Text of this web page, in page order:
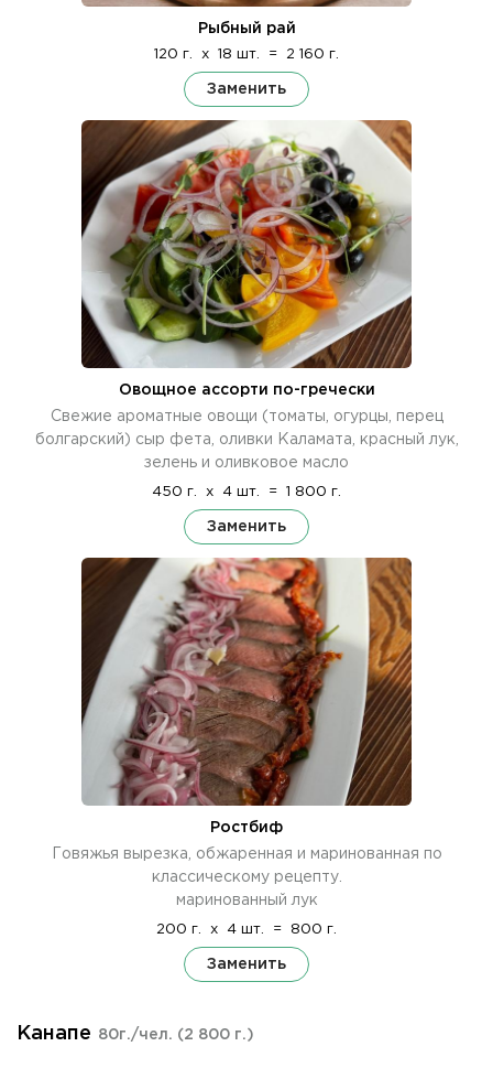
Рыбный рай
120 г. x 18 шт. = 2 160 г.
Заменить
Овощное ассорти по-гречески
Свежие ароматные овощи (томаты, огурцы, перец
болгарский) сыр фета, оливки Каламата, красный лук,
зелень и оливковое масло
450 г. x 4 шт. = 1 800 г.
Заменить
Ростбиф
Говяжья вырезка, обжаренная и маринованная по
классическому рецепту.
маринованный лук
200 г. x 4 шт. = 800 г.
Заменить
Канапе 80г./чел. (2 800 г.)